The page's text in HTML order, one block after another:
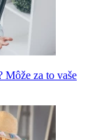
Môže za to vaše